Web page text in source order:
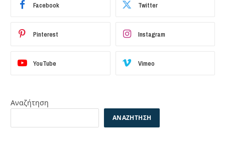
Facebook Twitter
Pinterest Instagram
YouTube Vimeo
Αναζήτηση
ΑΝΑΖΉΤΗΣΗ